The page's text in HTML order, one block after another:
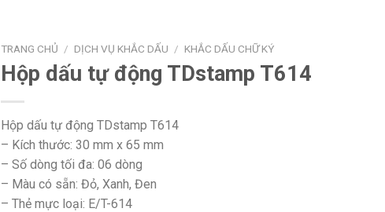
TRANG CHỦ / DỊCH VỤ KHẮC DẤU / KHẮC DẤU CHỮ KÝ
Hộp dấu tự động TDstamp T614
Hộp dấu tự động TDstamp T614
– Kích thước: 30 mm x 65 mm
– Số dòng tối đa: 06 dòng
– Màu có sẵn: Đỏ, Xanh, Đen
– Thẻ mực loại: E/T-614